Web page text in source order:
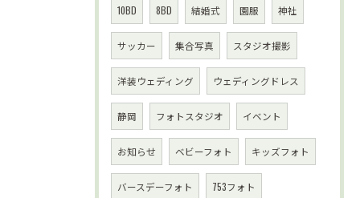
10BD 8BD 結婚式 園服 神社
サッカー 集合写真 スタジオ撮影
洋装ウェディング ウェディングドレス
静岡 フォトスタジオ イベント
お知らせ ベビーフォト キッズフォト
バースデーフォト 753フォト